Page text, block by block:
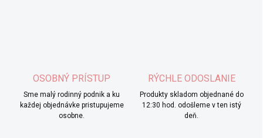
OSOBNÝ PRÍSTUP
Sme malý rodinný podnik a ku
každej objednávke pristupujeme
osobne.
RÝCHLE ODOSLANIE
Produkty skladom objednané do
12:30 hod. odošleme v ten istý
deň.